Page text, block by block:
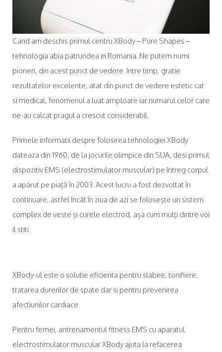
Cand am deschis primul centru XBody – Pure Shapes –
tehnologia abia patrundea in Romania. Ne putem numi
pioneri, din acest punct de vedere. Intre timp, gratie
rezultatelor excelente, atat din punct de vedere estetic cat
si medical, fenomenul a luat amploare iar numarul celor care
ne-au calcat pragul a crescut considerabil.
Primele informatii despre folosirea tehnologiei XBody
dateaza din 1960, de la jocurile olimpice din SUA, desi primul
dispozitiv EMS (electrostimulator muscular) pe întreg corpul
a apărut pe piață în 2003. Acest lucru a fost dezvoltat în
continuare, astfel încât în ziua de azi se folosește un sistem
complex de veste și curele electrod, așa cum mulți dintre voi
il stiti.
XBody-ul este o solutie eficienta pentru slabire, tonifiere,
tratarea durerilor de spate dar si pentru prevenirea
afectiunilor cardiace.
Pentru femei, antrenamentul fitness EMS cu aparatul
electrostimulator muscular XBody ajuta la refacerea